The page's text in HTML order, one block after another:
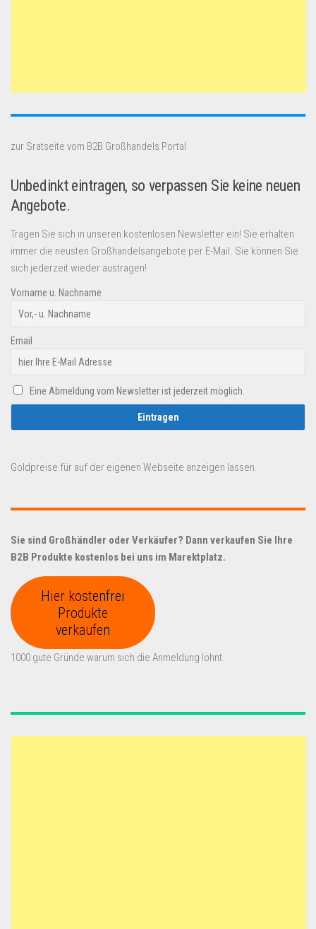
zur Sratseite vom B2B Großhandels Portal
Unbedinkt eintragen, so verpassen Sie keine neuen
Angebote.
Tragen Sie sich in unseren kostenlosen Newsletter ein! Sie erhalten
immer die neusten Großhandelsangebote per E-Mail. Sie können Sie
sich jederzeit wieder austragen!
Vorname u. Nachname
Email
Eine Abmeldung vom Newsletter ist jederzeit möglich.
Goldpreise für auf der eigenen Webseite anzeigen lassen.
Sie sind Großhändler oder Verkäufer? Dann verkaufen Sie Ihre
B2B Produkte kostenlos bei uns im Marektplatz.
Hier kostenfrei
Produkte
verkaufen
1000 gute Gründe warum sich die Anmeldung lohnt.